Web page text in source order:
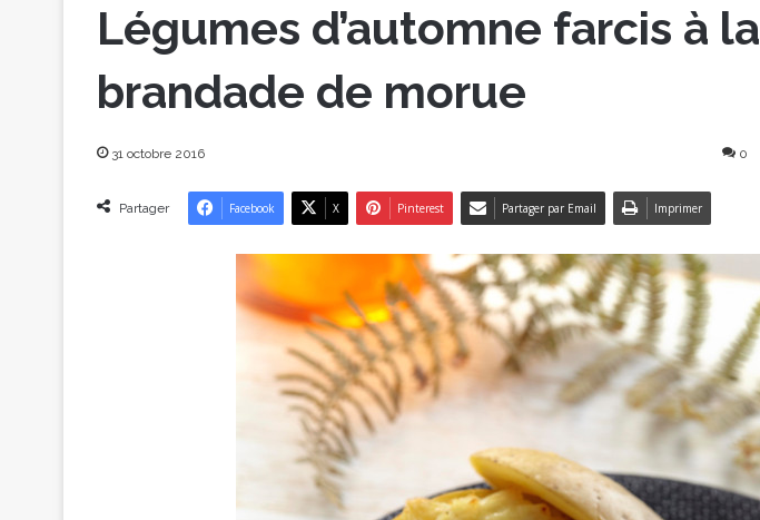
Légumes d’automne farcis à la
brandade de morue
31 octobre 2016 0
Partager Facebook X Pinterest Partager par Email Imprimer